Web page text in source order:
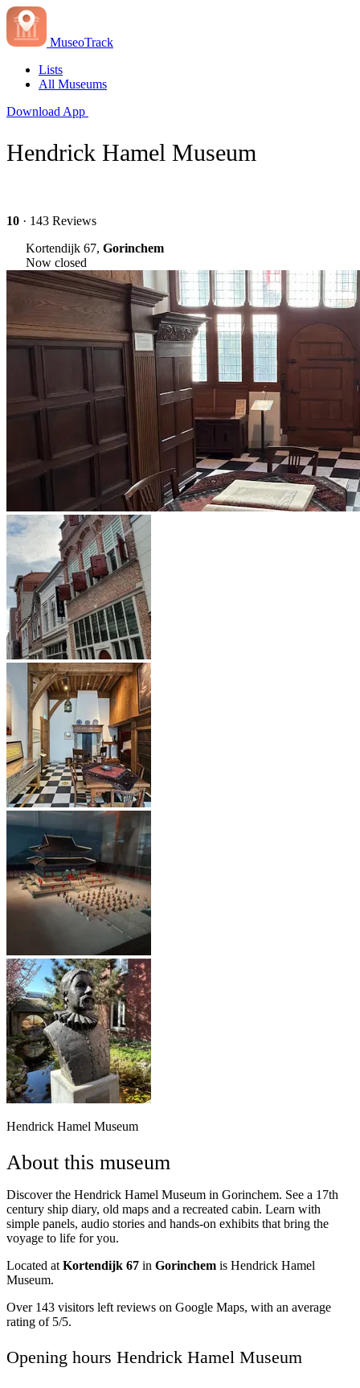
MuseoTrack
Lists
All Museums
Download App
Hendrick Hamel Museum
10 · 143 Reviews
Kortendijk 67, Gorinchem
Now closed
Hendrick Hamel Museum
About this museum
Discover the Hendrick Hamel Museum in Gorinchem. See a 17th
century ship diary, old maps and a recreated cabin. Learn with
simple panels, audio stories and hands-on exhibits that bring the
voyage to life for you.
Located at Kortendijk 67 in Gorinchem is Hendrick Hamel
Museum.
Over 143 visitors left reviews on Google Maps, with an average
rating of 5/5.
Opening hours Hendrick Hamel Museum